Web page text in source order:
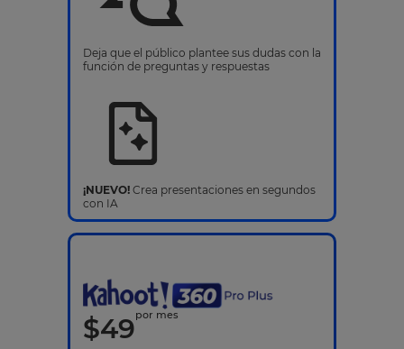
Deja que el público plantee sus dudas con la
función de preguntas y respuestas
¡NUEVO! Crea presentaciones en segundos
con IA
$49por mes